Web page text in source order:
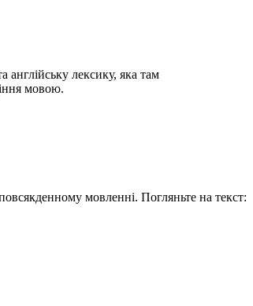
лексику, яка там
мовою.
мовленні. Погляньте на текст: